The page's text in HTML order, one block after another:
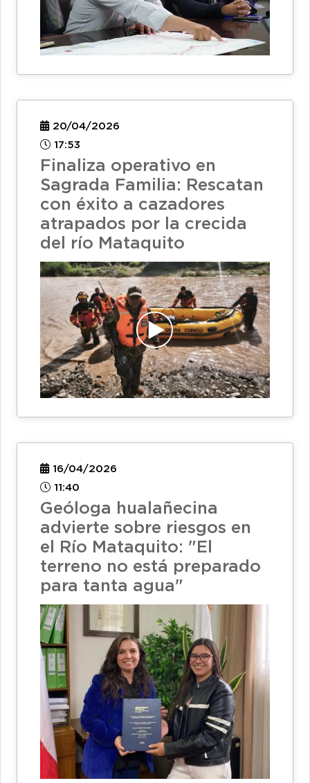
20/04/2026
17:53
Finaliza operativo en
Sagrada Familia: Rescatan
con éxito a cazadores
atrapados por la crecida
del río Mataquito
16/04/2026
11:40
Geóloga hualañecina
advierte sobre riesgos en
el Río Mataquito: "El
terreno no está preparado
para tanta agua"